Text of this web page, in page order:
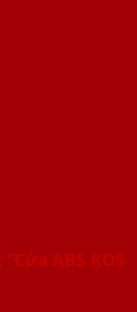
ABS KOS